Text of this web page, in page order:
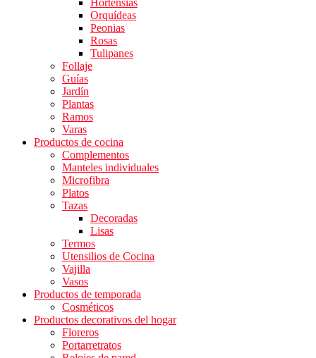
Orquídeas
Peonias
Rosas
Tulipanes
Follaje
Guías
Jardín
Plantas
Ramos
Varas
Productos de cocina
Complementos
Manteles individuales
Microfibra
Platos
Tazas
Decoradas
Lisas
Termos
Utensilios de Cocina
Vajilla
Vasos
Productos de temporada
Cosméticos
Productos decorativos del hogar
Floreros
Portarretratos